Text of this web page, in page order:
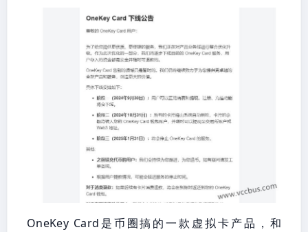
OneKey Card是币圈搞的一款虚拟卡产品，和